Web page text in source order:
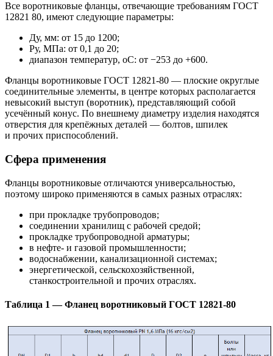
Все воротниковые фланцы, отвечающие требованиям ГОСТ
12821 80, имеют следующие параметры:
Ду, мм: от 15 до 1200;
Ру, МПа: от 0,1 до 20;
диапазон температур, оС: от −253 до +600.
Фланцы воротниковые ГОСТ 12821-80 — плоские округлые
соединительные элементы, в центре которых располагается
невысокий выступ (воротник), представляющий собой
усечённый конус. По внешнему диаметру изделия находятся
отверстия для крепёжных деталей — болтов, шпилек
и прочих приспособлений.
Сфера применения
Фланцы воротниковые отличаются универсальностью,
поэтому широко применяются в самых разных отраслях:
при прокладке трубопроводов;
соединении хранилищ с рабочей средой;
прокладке трубопроводной арматуры;
в нефте- и газовой промышленности;
водоснабжении, канализационной системах;
энергетической, сельскохозяйственной,
станкостроительной и прочих отраслях.
Таблица 1 — Фланец воротниковый ГОСТ 12821-80